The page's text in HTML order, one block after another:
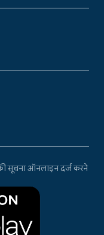
सूचना ऑनलाइन दर्ज करने